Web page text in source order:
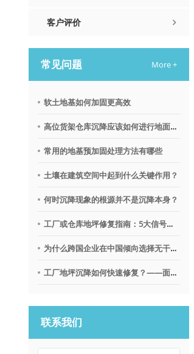
客户评价
常见问题 More +
软土地基如何加固更高效
高位货架仓库沉降应该如何进行地面调平？
常用的地基预加固处理方法有哪些
土壤在建筑空间中起到什么关键作用？
何时沉降现象的根源并不是沉降本身？
工厂或仓库地坪修复指南：5大信号提示需要地质聚合物技术
为什么跨国企业在中国倾向选择无干扰地基修复沉降技术？
工厂地坪沉降如何快速修复？——面向不停产环境的解决思路
联系我们